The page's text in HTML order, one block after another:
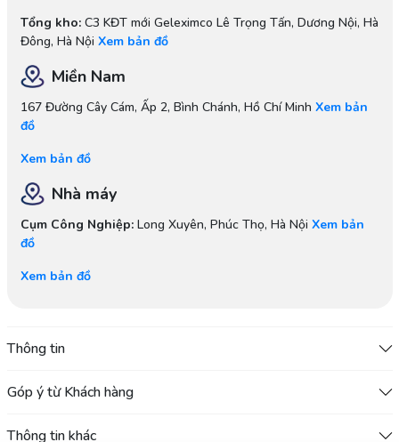
Sofa Đơn (Single Sofa):
và thường được đặt ở các không gian nhỏ hơn hoặc làm điểm nhấn
Tổng kho:C3 KĐT mới Geleximco Lê Trọng Tấn, Dương Nội, Hà
Đông, Hà Nội Xem bản đồ
Miền Nam
167 Đường Cây Cám, Ấp 2, Bình Chánh, Hồ Chí Minh Xem bản
đồ
Xem bản đồ
Nhà máy
Cụm Công Nghiệp:Long Xuyên, Phúc Thọ, Hà Nội Xem bản
đồ
Xem bản đồ
Thông tin
Thông tin khác
Góp ý từ Khách hàng